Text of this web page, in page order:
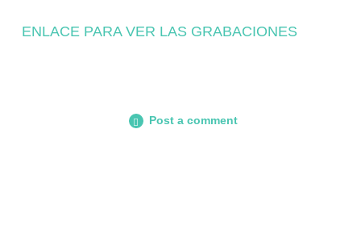
ENLACE PARA VER LAS GRABACIONES
Post a comment